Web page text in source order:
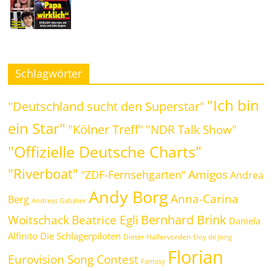
Schlagwörter
"Deutschland sucht den Superstar" "Ich bin
ein Star" "Kölner Treff" "NDR Talk Show"
"Offizielle Deutsche Charts"
"Riverboat" "ZDF-Fernsehgarten" Amigos Andrea
Berg Andreas Gabalier Andy Borg Anna-Carina
WoitschackBeatrice Egli Bernhard Brink Daniela
Alfinito Die Schlagerpiloten Dieter Hallervorden Eloy de Jong
Eurovision Song Contest Fantasy Florian